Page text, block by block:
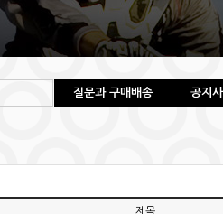
질문과 구매배송 공지
제목